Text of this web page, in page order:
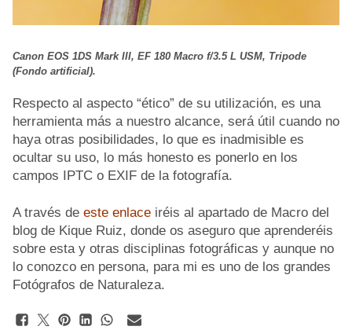
Canon EOS 1DS Mark III, EF 180 Macro f/3.5 L USM, Tripode
(Fondo artificial).
Respecto al aspecto “ético” de su utilización, es una
herramienta más a nuestro alcance, será útil cuando no
haya otras posibilidades, lo que es inadmisible es
ocultar su uso, lo más honesto es ponerlo en los
campos IPTC o EXIF de la fotografía.
A través de este enlace iréis al apartado de Macro del
blog de Kique Ruiz, donde os aseguro que aprenderéis
sobre esta y otras disciplinas fotográficas y aunque no
lo conozco en persona, para mi es uno de los grandes
Fotógrafos de Naturaleza.